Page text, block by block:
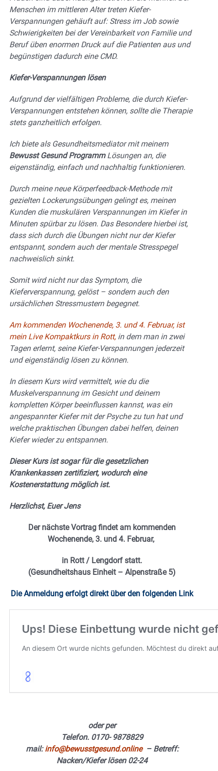
Menschen im mittleren Alter treten Kiefer-
Verspannungen gehäuft auf: Stress im Job sowie
Schwierigkeiten bei der Vereinbarkeit von Familie und
Beruf üben enormen Druck auf die Patienten aus und
begünstigen dadurch eine CMD.
Kiefer-Verspannungen lösen
Aufgrund der vielfältigen Probleme, die durch Kiefer-
Verspannungen entstehen können, sollte die Therapie
stets ganzheitlich erfolgen.
Ich biete als Gesundheitsmediator mit meinem
Bewusst Gesund ProgrammLösungen an, die
eigenständig, einfach und nachhaltig funktionieren.
Durch meine neue Körperfeedback-Methode mit
gezielten Lockerungsübungen gelingt es, meinen
Kunden die muskulären Verspannungen im Kiefer in
Minuten spürbar zu lösen. Das Besondere hierbei ist,
dass sich durch die Übungen nicht nur der Kiefer
entspannt, sondern auch der mentale Stresspegel
nachweislich sinkt.
Somit wird nicht nur das Symptom, die
Kieferverspannung, gelöst – sondern auch den
ursächlichen Stressmustern begegnet.
Am kommenden Wochenende, 3. und 4. Februar, ist
mein Live Kompaktkurs in Rott, in dem man in zwei
Tagen erlernt, seine Kiefer-Verspannungen jederzeit
und eigenständig lösen zu können.
In diesem Kurs wird vermittelt, wie du die
Muskelverspannung im Gesicht und deinem
kompletten Körper beeinflussen kannst, was ein
angespannter Kiefer mit der Psyche zu tun hat und
welche praktischen Übungen dabei helfen, deinen
Kiefer wieder zu entspannen.
Dieser Kurs ist sogar für die gesetzlichen
Krankenkassen zertifiziert, wodurch eine
Kostenerstattung möglich ist.
Herzlichst, Euer Jens
Der nächste Vortrag findet am kommenden
Wochenende, 3. und 4. Februar,
in Rott / Lengdorf statt.
(Gesundheitshaus Einheit – Alpenstraße 5)
Die Anmeldung erfolgt direkt über den folgenden Link
oder per
Telefon. 0170- 9878829
mail:info@bewusstgesund.online– Betreff:
Nacken/Kiefer lösen 02-24